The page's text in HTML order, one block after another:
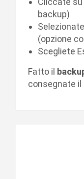
backup)
(opzione
Scegliete
Fatto il
consegnate il